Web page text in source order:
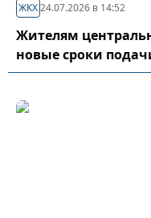
ЖКХ24.07.2026 в 14:52
Жителям
новые сроки